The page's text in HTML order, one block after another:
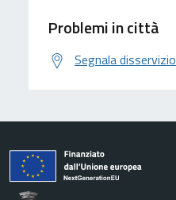
Problemi in città
Segnala disservizio